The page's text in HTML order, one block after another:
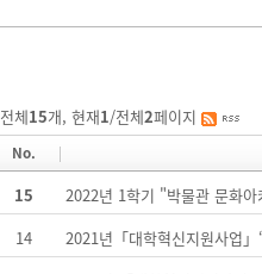
전체15개, 현재1/전체2페이지
No.
15
2022년 1학기 "박물관 문화
14
2021년「대학혁신지원사업